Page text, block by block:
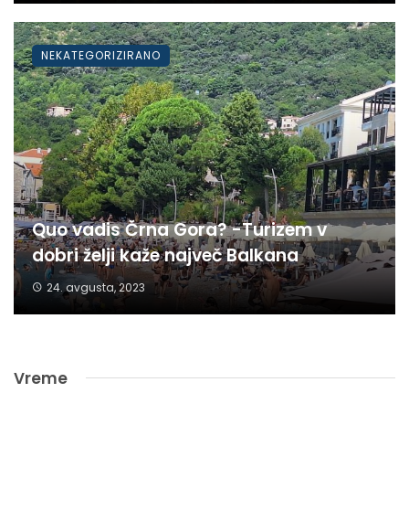
Quo vadis Črna Gora? -Turizem v
dobri želji kaže največ Balkana
24. avgusta, 2023
NEKATEGORIZIRANO
Vreme